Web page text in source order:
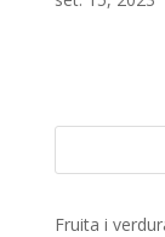
Fruita i